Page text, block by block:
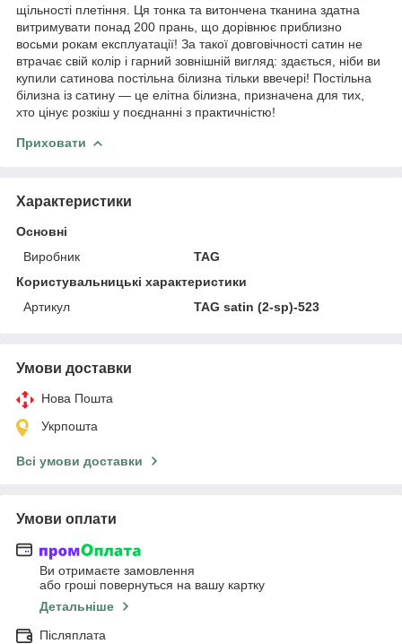
щільності плетіння. Ця тонка та витончена тканина здатна
витримувати понад 200 прань, що дорівнює приблизно
восьми рокам експлуатації! За такої довговічності сатин не
втрачає свій колір і гарний зовнішній вигляд: здається, ніби ви
купили сатинова постільна білизна тільки ввечері! Постільна
білизна із сатину — це елітна білизна, призначена для тих,
хто цінує розкіш у поєднанні з практичністю!
Приховати
Характеристики
Основні
Виробник
TAG
Користувальницькі характеристики
Артикул
TAG satin (2-sp)-523
Умови доставки
Нова Пошта
Укрпошта
Всі умови доставки
Умови оплати
Ви отримаєте замовлення
або гроші повернуться на вашу картку
Детальніше
Післяплата